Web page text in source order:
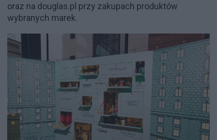
oraz na douglas.pl przy zakupach produktów
wybranych marek.